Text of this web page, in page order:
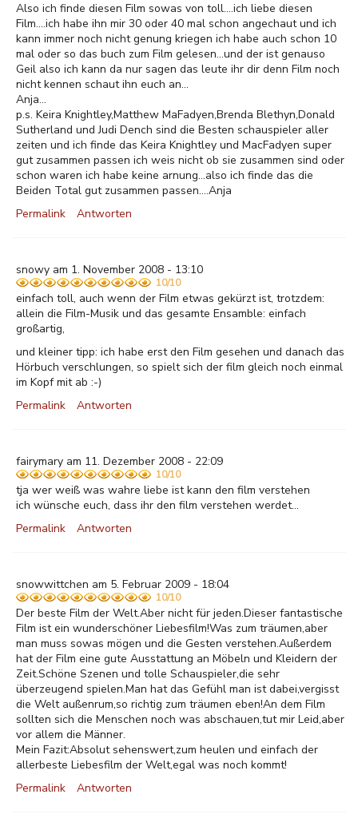
Also ich finde diesen Film sowas von toll....ich liebe diesen
Film....ich habe ihn mir 30 oder 40 mal schon angechaut und ich
kann immer noch nicht genung kriegen ich habe auch schon 10
mal oder so das buch zum Film gelesen...und der ist genauso
Geil also ich kann da nur sagen das leute ihr dir denn Film noch
nicht kennen schaut ihn euch an...
Anja...
p.s. Keira Knightley,Matthew MaFadyen,Brenda Blethyn,Donald
Sutherland und Judi Dench sind die Besten schauspieler aller
zeiten und ich finde das Keira Knightley und MacFadyen super
gut zusammen passen ich weis nicht ob sie zusammen sind oder
schon waren ich habe keine arnung...also ich finde das die
Beiden Total gut zusammen passen....Anja
Permalink
Antworten
snowy am 1. November 2008 - 13:10
10/10
einfach toll, auch wenn der Film etwas gekürzt ist, trotzdem:
allein die Film-Musik und das gesamte Ensamble: einfach
großartig,
und kleiner tipp: ich habe erst den Film gesehen und danach das
Hörbuch verschlungen, so spielt sich der film gleich noch einmal
im Kopf mit ab :-)
Permalink
Antworten
fairymary am 11. Dezember 2008 - 22:09
10/10
tja wer weiß was wahre liebe ist kann den film verstehen
ich wünsche euch, dass ihr den film verstehen werdet...
Permalink
Antworten
snowwittchen am 5. Februar 2009 - 18:04
10/10
Der beste Film der Welt.Aber nicht für jeden.Dieser fantastische
Film ist ein wunderschöner Liebesfilm!Was zum träumen,aber
man muss sowas mögen und die Gesten verstehen.Außerdem
hat der Film eine gute Ausstattung an Möbeln und Kleidern der
Zeit.Schöne Szenen und tolle Schauspieler,die sehr
überzeugend spielen.Man hat das Gefühl man ist dabei,vergisst
die Welt außenrum,so richtig zum träumen eben!An dem Film
sollten sich die Menschen noch was abschauen,tut mir Leid,aber
vor allem die Männer.
Mein Fazit:Absolut sehenswert,zum heulen und einfach der
allerbeste Liebesfilm der Welt,egal was noch kommt!
Permalink
Antworten